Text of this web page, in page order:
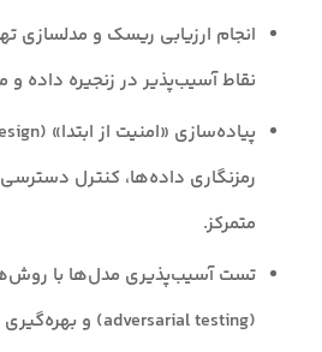
انجام ارزیابی ریسک و مدلسازی
نقاط آسیب‌پذیر در زنجیره داده و
رمزنگاری داده‌ها، کنترل
متمرکز.
تست آسیب‌پذیری مدل‌ها با